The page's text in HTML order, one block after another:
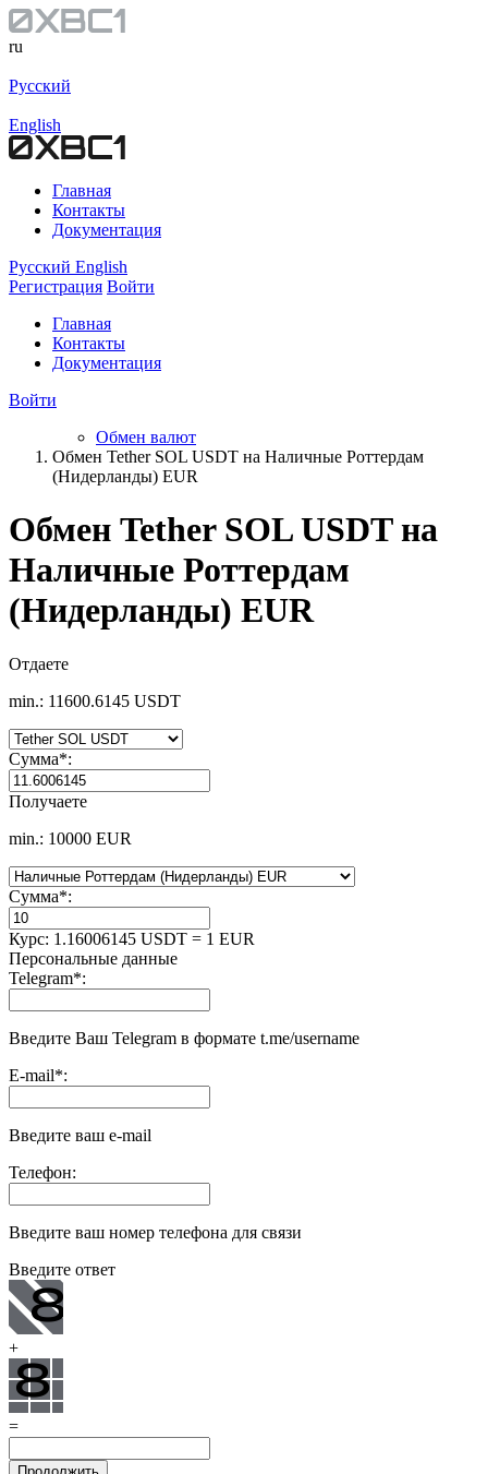
ru
Русский
English
Главная
Контакты
Документация
Русский English
Регистрация Войти
Главная
Контакты
Документация
Войти
Обмен валют
Обмен Tether SOL USDT на Наличные Роттердам
(Нидерланды) EUR
Обмен Tether SOL USDT на
Наличные Роттердам
(Нидерланды) EUR
Отдаете
min.: 11600.6145 USDT
Сумма*:
Получаете
min.: 10000 EUR
Сумма*:
Курс: 1.16006145 USDT = 1 EUR
Персональные данные
Telegram*:
Введите Ваш Telegram в формате t.me/username
E-mail*:
Введите ваш e-mail
Телефон:
Введите ваш номер телефона для связи
Введите ответ
+
=